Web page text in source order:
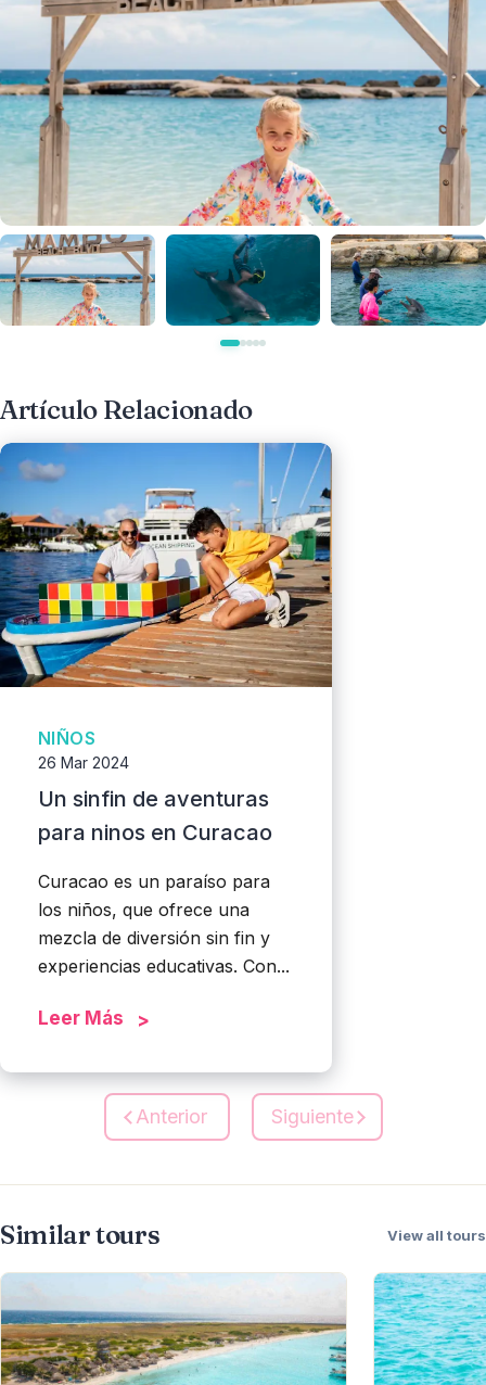
Artículo Relacionado
NIÑOS
26 Mar 2024
Un sinfin de aventuras
para ninos en Curacao
Curacao es un paraíso para
los niños, que ofrece una
mezcla de diversión sin fin y
experiencias educativas. Con...
Leer Más
Anterior Siguiente
Similar tours View all tours